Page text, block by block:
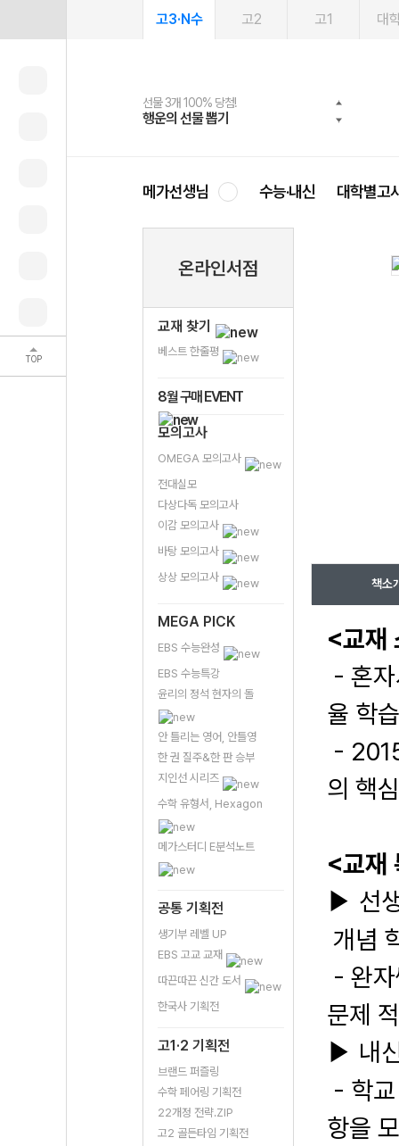
TOP
고3·N수 고2 고1 대
선물 3개 100% 당첨!
행운의 선물 뽑기
선물 100% 증정!
메가스터디 X 올리브
여름방학 스터디 캐시백
메가런 썸머스쿨
2027 러셀 단과
강사 공개선발
스마트러닝앱
설문 EVENT
메가패스
3일 무료 체험권
메가패스 수강생 무료혜택!
메가클럽 멤버십
사회공헌 캠페인
희망이룸 메가나눔
메가선생님 수능·내신 대학별고
온라인서점
교재 찾기
베스트 한줄평
8월 구매 EVENT
모의고사
OMEGA 모의고사
전대실모
다상다독 모의고사
이감 모의고사
바탕 모의고사
상상 모의고사
MEGA PICK
EBS 수능완성
EBS 수능특강
윤리의 정석 현자의 돌
안 틀리는 영어, 안틀영
한 권 질주&한 판 승부
지인선 시리즈
수학 유형서, Hexagon
메가스터디 E분석노트
공통 기획전
생기부 레벨 UP
EBS 고교 교재
따끈따끈 신간 도서
한국사 기획전
고1·2 기획전
브랜드 퍼즐링
수학 페어링 기획전
22개정 전략.ZIP
고2 골든타임 기획전
책소
<교재
- 혼
율 학
-
의 핵
<교재
▶ 선
개념
- 완
문제
▶ 내
- 학
항을